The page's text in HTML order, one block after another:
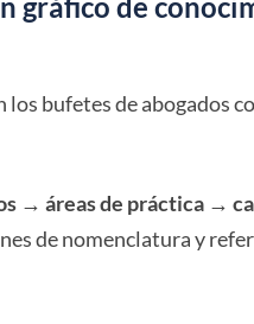
los bufetes de abogados
→ áreas de práctica →
de nomenclatura y